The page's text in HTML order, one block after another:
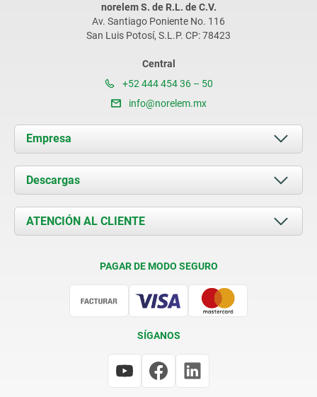
norelem S. de R.L. de C.V.
Av. Santiago Poniente No. 116
San Luis Potosí, S.L.P. CP: 78423
Central
+52 444 454 36 – 50
info@norelem.mx
Empresa
Acerca de nosotros
Novedades
Contacto
Descargas
Documents
ATENCIÓN AL CLIENTE
PAGAR DE MODO SEGURO
SÍGANOS